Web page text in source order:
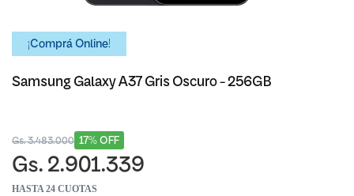
¡Comprá Online!
Samsung Galaxy A37 Gris Oscuro - 256GB
17% OFF
Gs. 3.483.000
Gs. 2.901.339
HASTA 24 CUOTAS